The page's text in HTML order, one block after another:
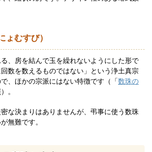
ょむすび）
、房を結んで玉を繰れないようにした形で
数を数えるものではない」という浄土真宗
、ほかの宗派にはない特徴です（「数珠の
。
な決まりはありませんが、弔事に使う数珠
無難です。